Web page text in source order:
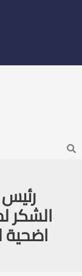
Search
الشكر
اضحية